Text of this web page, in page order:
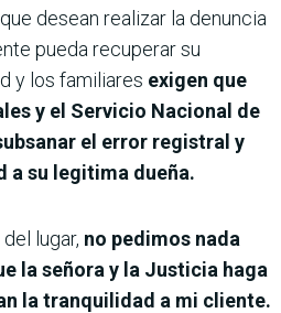
desean realizar la denuncia
pueda recuperar su
y los familiares exigen que
y el Servicio Nacional de
el error registral y
a su legitima dueña.
lugar, no pedimos nada
la señora y la Justicia haga
la tranquilidad a mi cliente.